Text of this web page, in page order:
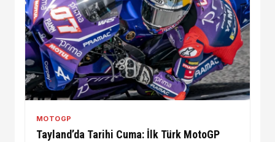
MOTOGP
Tayland’da Tarihi Cuma: İlk Türk MotoGP